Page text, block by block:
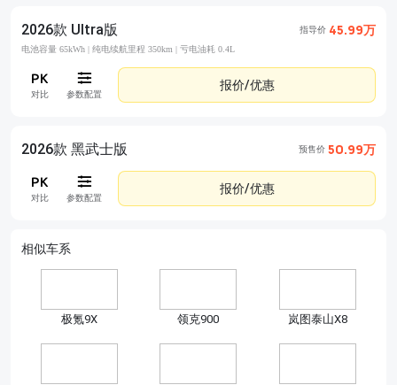
2026款 Ultra版 指导价 45.99万
电池容量 65kWh | 纯电续航里程 350km | 亏电油耗 0.4L
对比 参数配置
报价/优惠
2026款 黑武士版 预售价 50.99万
对比 参数配置
报价/优惠
相似车系
极氪9X 领克900 岚图泰山X8